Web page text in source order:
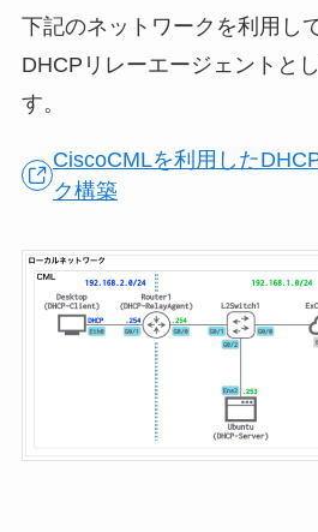
下記のネットワークを利用し
DHCPリレーエージェントと
す。
CiscoCMLを利用した
ク構築